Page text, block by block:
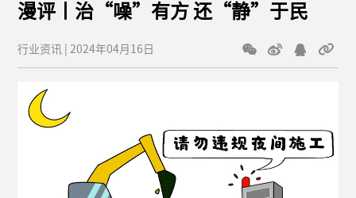
漫评丨治“噪”有方 还“静”于民
行业资讯 | 2024年04月16日